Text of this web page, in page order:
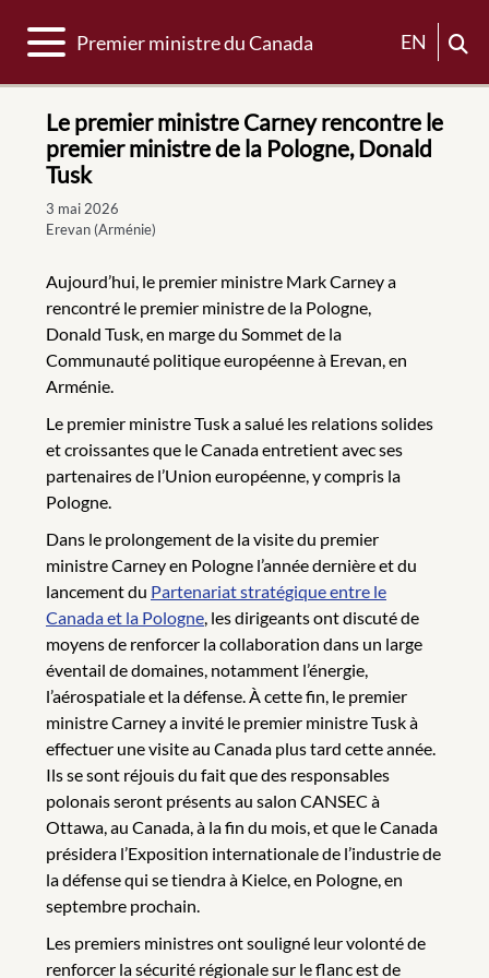
Basculer la navigation
Premier ministre du Canada EN
Le premier ministre Carney rencontre le
premier ministre de la Pologne, Donald
Tusk
3 mai 2026
Erevan (Arménie)
Aujourd’hui, le premier ministre Mark Carney a
rencontré le premier ministre de la Pologne,
Donald Tusk, en marge du Sommet de la
Communauté politique européenne à Erevan, en
Arménie.
Le premier ministre Tusk a salué les relations solides
et croissantes que le Canada entretient avec ses
partenaires de l’Union européenne, y compris la
Pologne.
Dans le prolongement de la visite du premier
ministre Carney en Pologne l’année dernière et du
lancement du Partenariat stratégique entre le
Canada et la Pologne, les dirigeants ont discuté de
moyens de renforcer la collaboration dans un large
éventail de domaines, notamment l’énergie,
l’aérospatiale et la défense. À cette fin, le premier
ministre Carney a invité le premier ministre Tusk à
effectuer une visite au Canada plus tard cette année.
Ils se sont réjouis du fait que des responsables
polonais seront présents au salon CANSEC à
Ottawa, au Canada, à la fin du mois, et que le Canada
présidera l’Exposition internationale de l’industrie de
la défense qui se tiendra à Kielce, en Pologne, en
septembre prochain.
Les premiers ministres ont souligné leur volonté de
renforcer la sécurité régionale sur le flanc est de